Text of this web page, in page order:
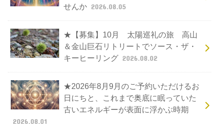
せんか 2026.08.05
★【募集】10月 太陽巡礼の旅 高山
＆金山巨石リトリートでソース・ザ・
キーヒーリング 2026.08.02
★2026年8月9月のご予約いただけるお
日にちと、これまで奥底に眠っていた
古いエネルギーが表面に浮かぶ時期
2026.08.01